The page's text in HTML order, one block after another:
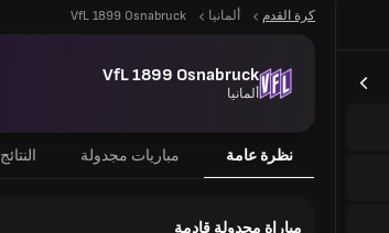
كرة القدم ألمانيا VfL 1899 Osnabruck
VfL 1899 Osnabruck
ألمانيا
نظرة عامة مباريات مجدولة النتائج
مباراة مجدولة قادمة